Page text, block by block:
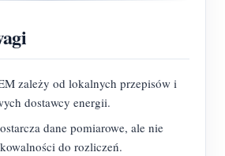
zależy od lokalnych przepisów i
dostawcy energii.
dane pomiarowe, ale nie
do rozliczeń.